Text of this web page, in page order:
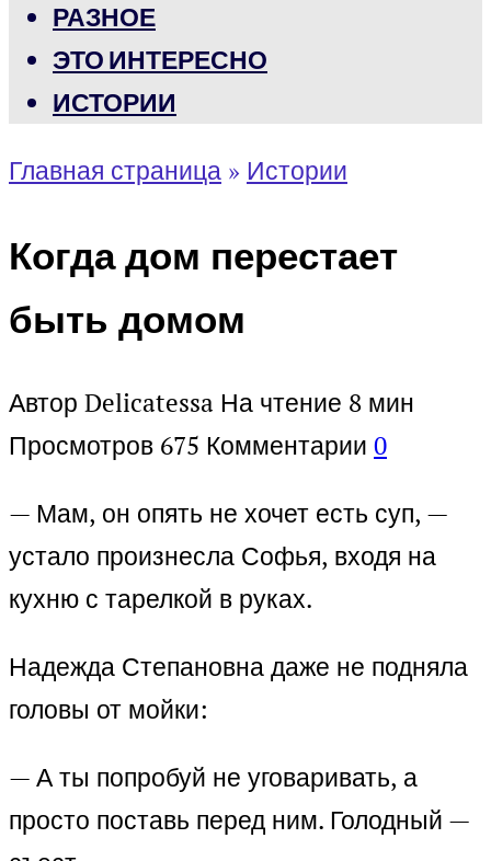
РАЗНОЕ
ЭТО ИНТЕРЕСНО
ИСТОРИИ
Главная страница » Истории
Когда дом перестает
быть домом
Автор Delicatessa На чтение 8 мин
Просмотров 675 Комментарии 0
— Мам, он опять не хочет есть суп, —
устало произнесла Софья, входя на
кухню с тарелкой в руках.
Надежда Степановна даже не подняла
головы от мойки:
— А ты попробуй не уговаривать, а
просто поставь перед ним. Голодный —